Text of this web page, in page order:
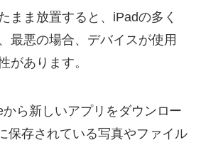
まま放置すると、iPadの多く
最悪の場合、デバイスが使用
があります。
ら新しいアプリをダウンロー
保存されている写真やファイル